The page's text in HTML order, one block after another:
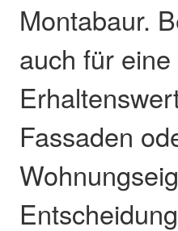
Montabaur.
auch für
Fassaden